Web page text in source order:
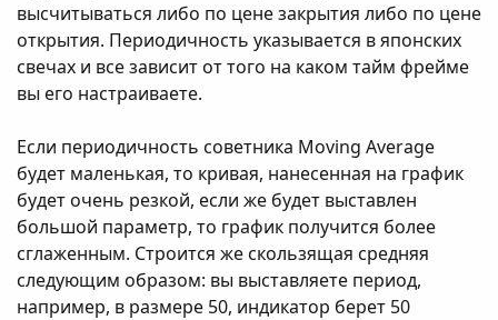
высчитываться либо по цене закрытия либо по цене
открытия. Периодичность указывается в японских
свечах и все зависит от того на каком тайм фрейме
вы его настраиваете.
Если периодичность советника Moving Average
будет маленькая, то кривая, нанесенная на график
будет очень резкой, если же будет выставлен
большой параметр, то график получится более
сглаженным. Строится же скользящая средняя
следующим образом: вы выставляете период,
например, в размере 50, индикатор берет 50